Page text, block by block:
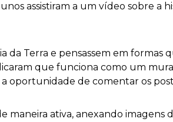
assistiram a um vídeo sobre a
Terra e pensassem em formas
que funciona como um
oportunidade de comentar os
ativa, anexando imagens